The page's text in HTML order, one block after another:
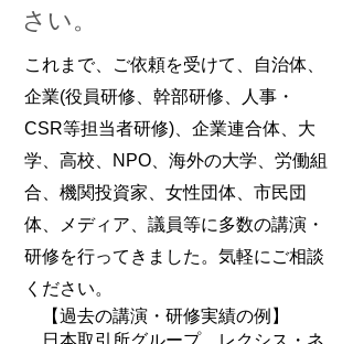
さい。
これまで、ご依頼を受けて、自治体、
企業(役員研修、幹部研修、人事・
CSR等担当者研修)、企業連合体、​大
学、高校、NPO、海外の大学、労働組
合、機関投資家、女性団体、市民団
体、メディア、議員等に多数の講演・
研修を行ってきました。気軽にご相談
ください。
【過去の講演・研修実績の例】
日本取引所グループ、レクシス・ネ